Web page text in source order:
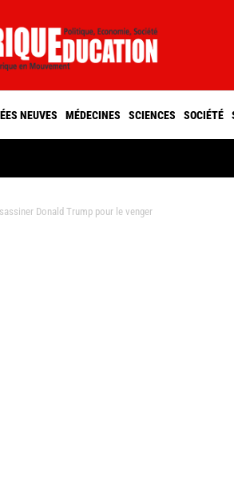
NEUVES MÉDECINES SCIENCES SOCIÉTÉ
Donald Trump pour le venger